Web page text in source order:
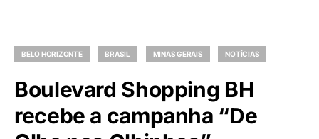
BELO HORIZONTE BRASIL MINAS GERAIS NOTÍCIAS
Boulevard Shopping BH
recebe a campanha “De